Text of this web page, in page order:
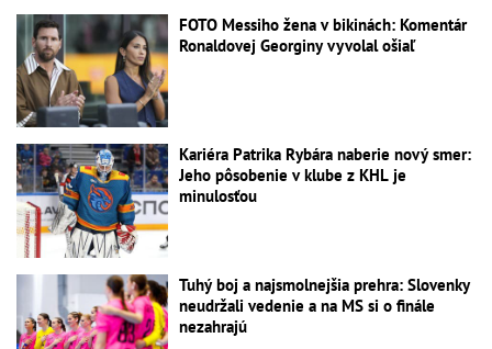
FOTO Messiho žena v bikinách: Komentár
Ronaldovej Georginy vyvolal ošiaľ
Kariéra Patrika Rybára naberie nový smer:
Jeho pôsobenie v klube z KHL je
minulosťou
Tuhý boj a najsmolnejšia prehra: Slovenky
neudržali vedenie a na MS si o finále
nezahrajú